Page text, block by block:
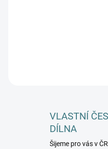
VLASTNÍ
DÍLNA
Šijeme pro vás v